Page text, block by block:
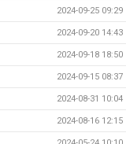
2024-09-25 09:29
2024-09-20 14:43
2024-09-18 18:50
2024-09-15 08:37
2024-08-31 10:04
2024-08-16 12:15